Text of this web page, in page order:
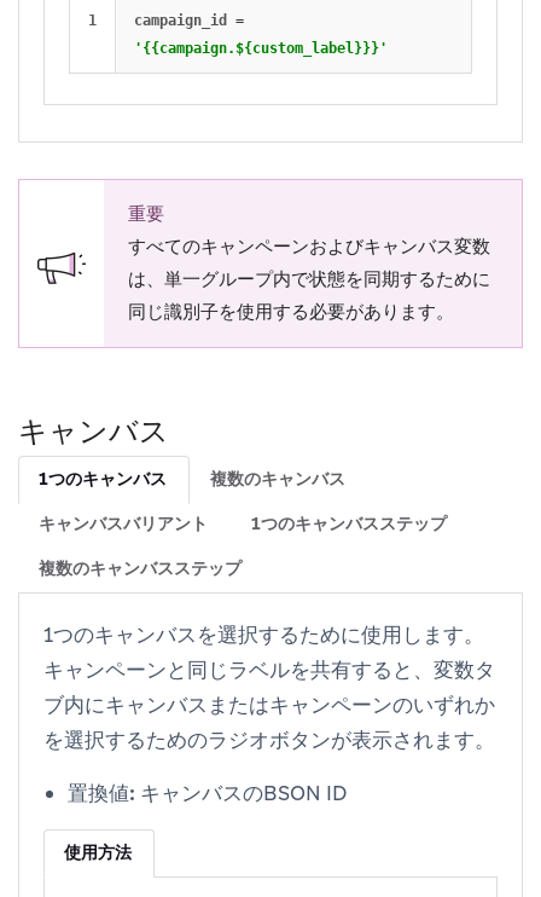
campaign_id
=
'{{campaign.${custom_label}}}'
重要
すべてのキャンペーンおよびキャンバス変数
は、単一グループ内で状態を同期するために
同じ識別子を使用する必要があります。
キャンバス
1つのキャンバス 複数のキャンバス
キャンバスバリアント 1つのキャンバスステップ
複数のキャンバスステップ
1つのキャンバスを選択するために使用します。
キャンペーンと同じラベルを共有すると、 変数タ
ブ内にキャンバスまたはキャンペーンのいずれか
を選択するためのラジオボタンが表示されます。
置換値: キャンバスのBSON ID
使用方法